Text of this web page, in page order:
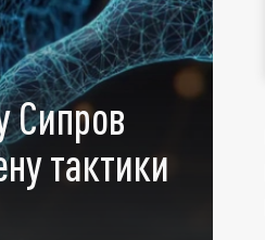
Сипров
тактики